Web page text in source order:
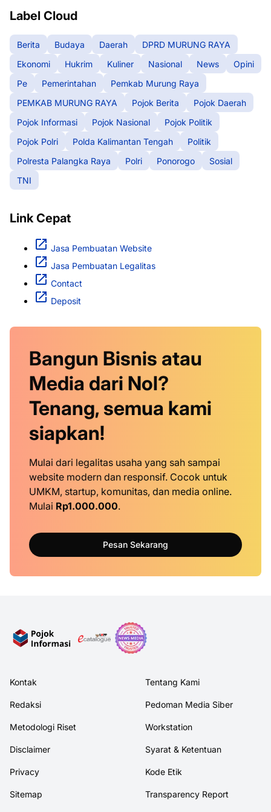
Label Cloud
Berita Budaya Daerah
DPRD MURUNG RAYA
Ekonomi
Hukrim Kuliner Nasional News
Opini
Pe
Pemerintahan
Pemkab Murung Raya
PEMKAB MURUNG RAYA
Pojok Berita
Pojok Daerah
Pojok Informasi
Pojok Nasional
Pojok Politik
Pojok Polri
Polda Kalimantan Tengah
Politik
Polresta Palangka Raya
Polri Ponorogo
Sosial
TNI
Link Cepat
Jasa Pembuatan Website
Jasa Pembuatan Legalitas
Contact
Deposit
Bangun Bisnis atau
Media dari Nol?
Tenang, semua kami
siapkan!
Mulai dari legalitas usaha yang sah sampai
website modern dan responsif. Cocok untuk
UMKM, startup, komunitas, dan media online.
Mulai Rp1.000.000.
Pesan Sekarang
Kontak Tentang Kami
Redaksi Pedoman Media Siber
Metodologi Riset Workstation
Disclaimer Syarat & Ketentuan
Privacy Kode Etik
Sitemap Transparency Report